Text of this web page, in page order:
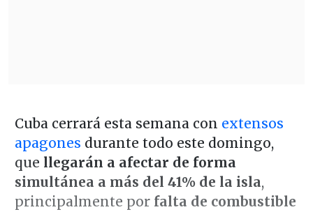
Cuba cerrará esta semana con extensos
apagones durante todo este domingo,
que llegarán a afectar de forma
simultánea a más del 41% de la isla,
principalmente porfalta de combustible